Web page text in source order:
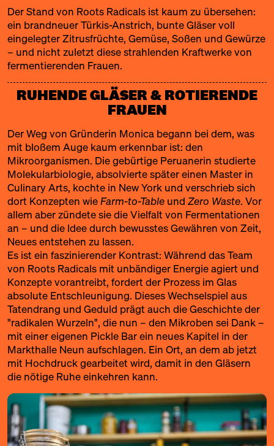
Der Stand von Roots Radicals ist kaum zu übersehen:
ein brandneuer Türkis-Anstrich, bunte Gläser voll
eingelegter Zitrusfrüchte, Gemüse, Soßen und Gewürze
– und nicht zuletzt diese strahlenden Kraftwerke von
fermentierenden Frauen.
RUHENDE GLÄSER & ROTIERENDE
FRAUEN
Der Weg von Gründerin Monica begann bei dem, was
mit bloßem Auge kaum erkennbar ist: den
Mikroorganismen. Die gebürtige Peruanerin studierte
Molekularbiologie, absolvierte später einen Master in
Culinary Arts, kochte in New York und verschrieb sich
dort Konzepten wieFarm-to-Table und Zero Waste. Vor
allem aber zündete sie die Vielfalt von Fermentationen
an – und die Idee durch bewusstes Gewähren von Zeit,
Neues entstehen zu lassen.
Es ist ein faszinierender Kontrast: Während das Team
von Roots Radicals mit unbändiger Energie agiert und
Konzepte vorantreibt, fordert der Prozess im Glas
absolute Entschleunigung. Dieses Wechselspiel aus
Tatendrang und Geduld prägt auch die Geschichte der
"radikalen Wurzeln", die nun – den Mikroben sei Dank –
mit einer eigenen Pickle Bar ein neues Kapitel in der
Markthalle Neun aufschlagen. Ein Ort, an dem ab jetzt
mit Hochdruck gearbeitet wird, damit in den Gläsern
die nötige Ruhe einkehren kann.